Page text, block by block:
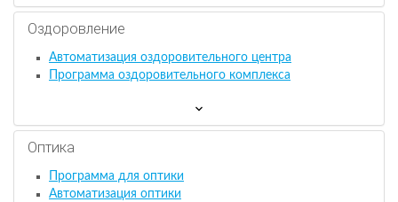
Оздоровление
Автоматизация оздоровительного центра
Программа оздоровительного комплекса
Оптика
Программа для оптики
Автоматизация оптики